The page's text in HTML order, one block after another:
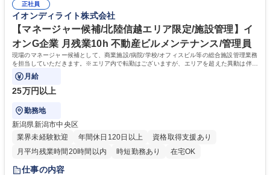
意識しつつ安定性の高い当社で是非経験を生かしてみませんか！ 募集職種
【関東】建築施工監理★月残業10h程★イオンモール等の修繕★ベテラン
歓迎
ビス事業を行ってい る会社です。ビルメンテナンス・施工改修・自動販売
機・清掃業務と幅広 い業務を行い多角化しており、イオングループからの
安定した受注で2020 年以降も成長が見込める事業内容となっております
学歴・資格 学歴：大学院 大学 高専 短大 専修学校 高校 語学力： 資格：1
級建築施工管理技士
正社員
イオンディライト株式会社
【マネージャー候補/北陸信越エリア限定/施設管理】イ
オンG企業 月残業10h 不動産ビルメンテナンス/管理員
現場のマネージャー候補として、商業施設/病院/学校/オフィスビル等の総合施設管理業務
を担当していただきます。※エリア内で転勤はございますが、エリアを超えた異動は伴い
ません。
月給
25万円以上
勤務地
新潟県新潟市中央区
業界未経験歓迎
年間休日120日以上
資格取得支援あり
月平均残業時間20時間以内
時短勤務あり 在宅OK
仕事の内容